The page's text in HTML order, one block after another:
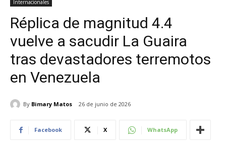
Internacionales
Réplica de magnitud 4.4
vuelve a sacudir La Guaira
tras devastadores terremotos
en Venezuela
By Bimary Matos 26 de junio de 2026
Facebook X WhatsApp